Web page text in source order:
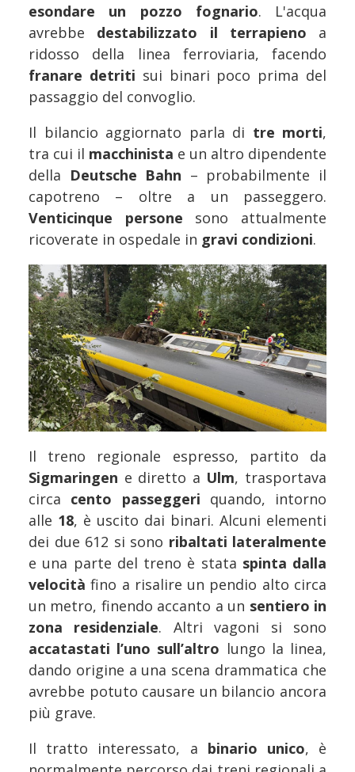
esondare un pozzo fognario. L'acqua
avrebbe destabilizzato il terrapieno a
ridosso della linea ferroviaria, facendo
franare detriti sui binari poco prima del
passaggio del convoglio.
Il bilancio aggiornato parla di tre morti,
tra cui il macchinista e un altro dipendente
della Deutsche Bahn – probabilmente il
capotreno – oltre a un passeggero.
Venticinque persone sono attualmente
ricoverate in ospedale in gravi condizioni.
Il treno regionale espresso, partito da
Sigmaringen e diretto a Ulm, trasportava
circa cento passeggeri quando, intorno
alle 18, è uscito dai binari. Alcuni elementi
dei due 612 si sono ribaltati lateralmente
e una parte del treno è stata spinta dalla
velocità fino a risalire un pendio alto circa
un metro, finendo accanto a un sentiero in
zona residenziale. Altri vagoni si sono
accatastati l’uno sull’altro lungo la linea,
dando origine a una scena drammatica che
avrebbe potuto causare un bilancio ancora
più grave.
Il tratto interessato, a binario unico, è